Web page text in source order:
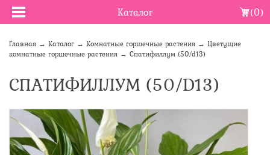
Каталог (0)
Главная → Каталог → Комнатные горшечные растения → Цветущие
комнатные горшечные растения → Спатифиллум (50/d13)
СПАТИФИЛЛУМ (50/D13)